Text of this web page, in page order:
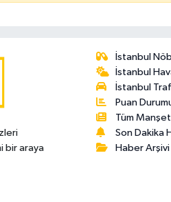
bir araya
İstanbul
İstanbul
İstanbul
Puan
Tüm
Son Dakika
Haber Arşivi